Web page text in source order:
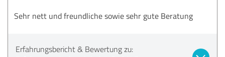
Sehr nett und freundliche sowie sehr gute Beratung
Erfahrungsbericht & Bewertung zu: